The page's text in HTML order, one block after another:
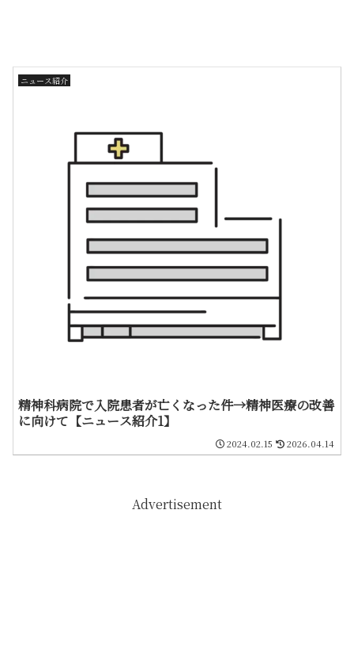
ニュース紹介
精神科病院で入院患者が亡くなった件→精神医療の改善
に向けて【ニュース紹介1】
2024.02.15 2026.04.14
Advertisement